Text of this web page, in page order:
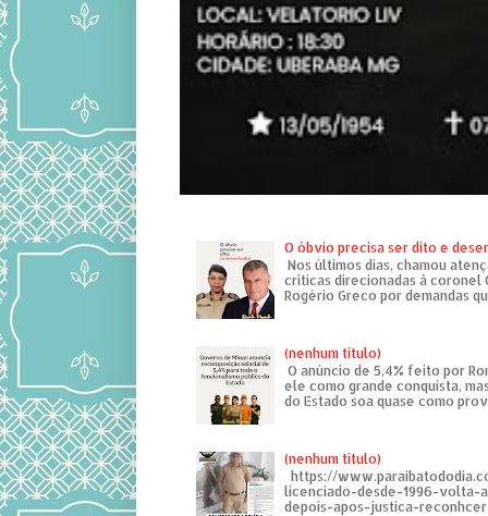
O óbvio precisa ser dito e
Nos últimos dias, chamou
críticas direcionadas à coronel
Rogério Greco por demandas
(nenhum título)
O anúncio de 5,4% feito por
ele como grande conquista,
do Estado soa quase como
(nenhum título)
https://
licenciado-desde-1996-volta-
depois-apos-justica-